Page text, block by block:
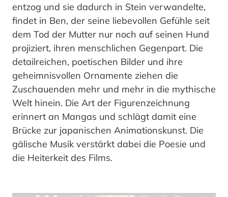
entzog und sie dadurch in Stein verwandelte,
findet in Ben, der seine liebevollen Gefühle seit
dem Tod der Mutter nur noch auf seinen Hund
projiziert, ihren menschlichen Gegenpart. Die
detailreichen, poetischen Bilder und ihre
geheimnisvollen Ornamente ziehen die
Zuschauenden mehr und mehr in die mythische
Welt hinein. Die Art der Figurenzeichnung
erinnert an Mangas und schlägt damit eine
Brücke zur japanischen Animationskunst. Die
gälische Musik verstärkt dabei die Poesie und
die Heiterkeit des Films.